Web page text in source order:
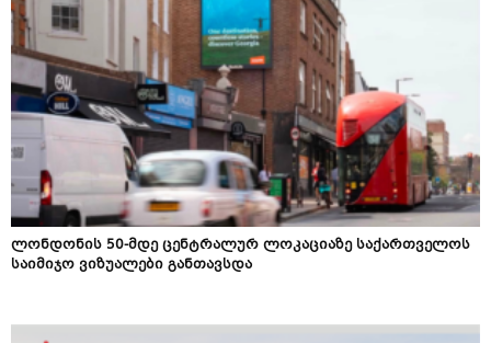
ლონდონის 50-მდე ცენტრალურ ლოკაციაზე საქართველოს
საიმიჯო ვიზუალები განთავსდა